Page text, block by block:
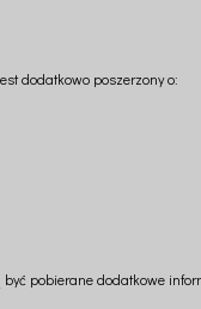
dodatkowo poszerzony o:
pobierane dodatkowe